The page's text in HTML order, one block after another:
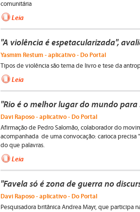
comunitária
Leia
"A violência é espetacularizada",
Yasmim Restum - aplicativo - Do Portal
Tipos de violência são tema de livro e tese da
Leia
"Rio é o melhor lugar do mundo para
Davi Raposo - aplicativo - Do Portal
Afirmação de Pedro Salomão, colaborador do
acompanhada de uma convocação: carioca precisa
do que palavras.
Leia
"Favela só é zona de guerra no
Davi Raposo - aplicativo - Do Portal
Pesquisadora britânica Andrea Mayr, que participa